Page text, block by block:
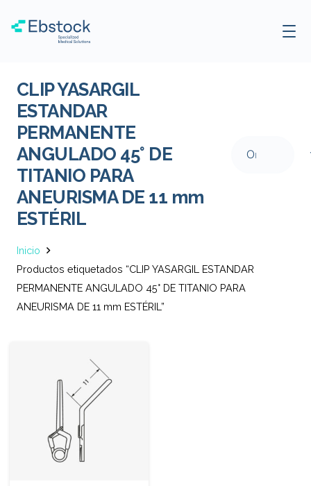
CLIP YASARGIL
ESTANDAR
PERMANENTE
ANGULADO 45° DE
TITANIO PARA
ANEURISMA DE 11 mm
ESTÉRIL
Inicio
Productos etiquetados “CLIP YASARGIL ESTANDAR
PERMANENTE ANGULADO 45° DE TITANIO PARA
ANEURISMA DE 11 mm ESTÉRIL”